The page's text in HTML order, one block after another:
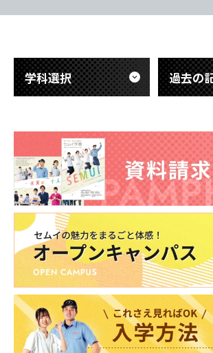
体的で熱意あふれる発表が行われまし
した。 また、これから実習を迎える後
輩たち
学科選択 過去の
東海医療
専門学校
専門学校
東海医療
専門学校
CLOSE
東海医療
専門学校
専門学校
東海医療
専門学校
CLOSE
東海医療
専門学校
専門学校
東海医療
専門学校
CLOSE
東海医療
専門学校
専門学校
東海医療
専門学校
CLOSE